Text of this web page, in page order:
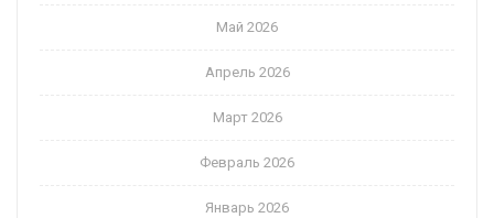
Май 2026
Апрель 2026
Март 2026
Февраль 2026
Январь 2026